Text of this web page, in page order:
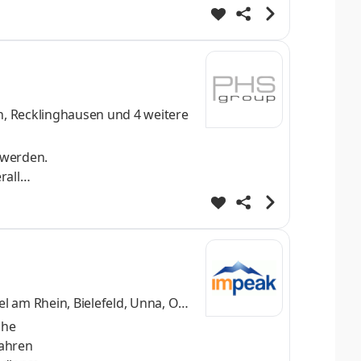
und
als
Recklinghausen und 4 weitere
am Rhein, Bielefeld, Unna, Obe